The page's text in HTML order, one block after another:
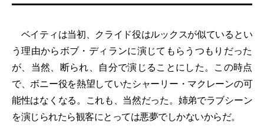
ベイティは当初、クライド役はルックスが似ているとい
う理由からボブ・ディランに演じてもらうつもりだった
が、当然、断られ、自分で演じることにした。この時点
で、ボニー役を熱望していたシャーリー・マクレーンの可
能性はなくなる。これも、当然だった。姉弟でラブシーン
を演じられたら観客にとっては悪夢でしかないからだ。